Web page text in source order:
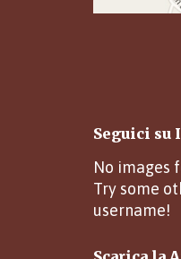
Seguici su
No images
Try some
username!